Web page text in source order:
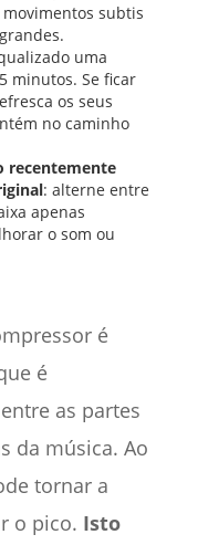
subtis
uma
minutos. Se ficar
os seus
no caminho
recentemente
: alterne entre
apenas
o som ou
é
é
as partes
da música. Ao
tornar a
o pico. Isto